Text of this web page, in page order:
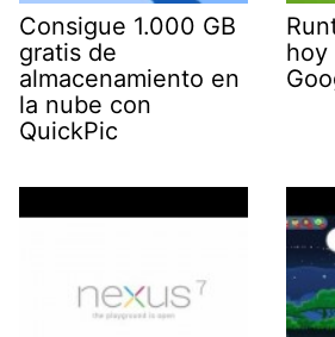
Consigue 1.000 GB
gratis de
almacenamiento en
la nube con
QuickPic
hoy